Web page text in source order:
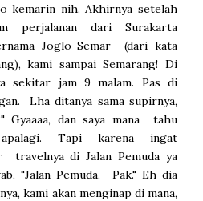
kemarin nih. Akhirnya setelah
perjalanan dari Surakarta
Joglo-Semar (dari kata
kami sampai Semarang! Di
sekitar jam 9 malam. Pas di
Lha ditanya sama supirnya,
Gyaaaa, dan saya mana tahu
Tapi karena ingat
travelnya di Jalan Pemuda ya
"Jalan Pemuda, Pak." Eh dia
kami akan menginap di mana,